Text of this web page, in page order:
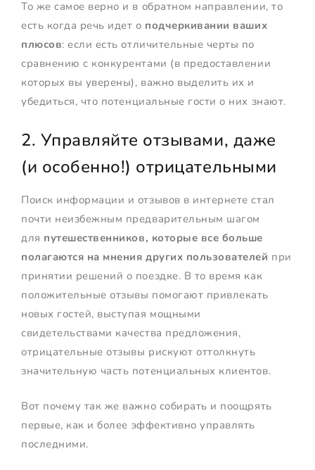
То же самое верно и в обратном направлении, то
есть когда речь идет о подчеркивании ваших
плюсов: если есть отличительные черты по
сравнению с конкурентами (в предоставлении
которых вы уверены), важно выделить их и
убедиться, что потенциальные гости о них знают.
2. Управляйте отзывами, даже
(и особенно!) отрицательными
Поиск информации и отзывов в интернете стал
почти неизбежным предварительным шагом
для путешественников, которые все больше
полагаются на мнения других пользователей при
принятии решений о поездке. В то время как
положительные отзывы помогают привлекать
новых гостей, выступая мощными
свидетельствами качества предложения,
отрицательные отзывы рискуют оттолкнуть
значительную часть потенциальных клиентов.
Вот почему так же важно собирать и поощрять
первые, как и более эффективно управлять
последними.